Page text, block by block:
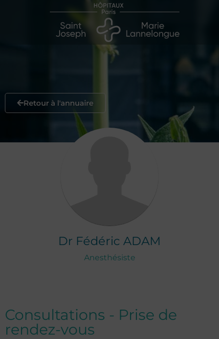
Retour à l'annuaire
Dr Fédéric ADAM
Anesthésiste
Consultations - Prise de
rendez-vous